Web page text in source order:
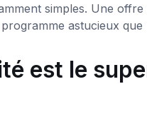
simples. Une
astucieux
est le